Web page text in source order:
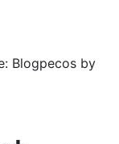
Blogpecos by